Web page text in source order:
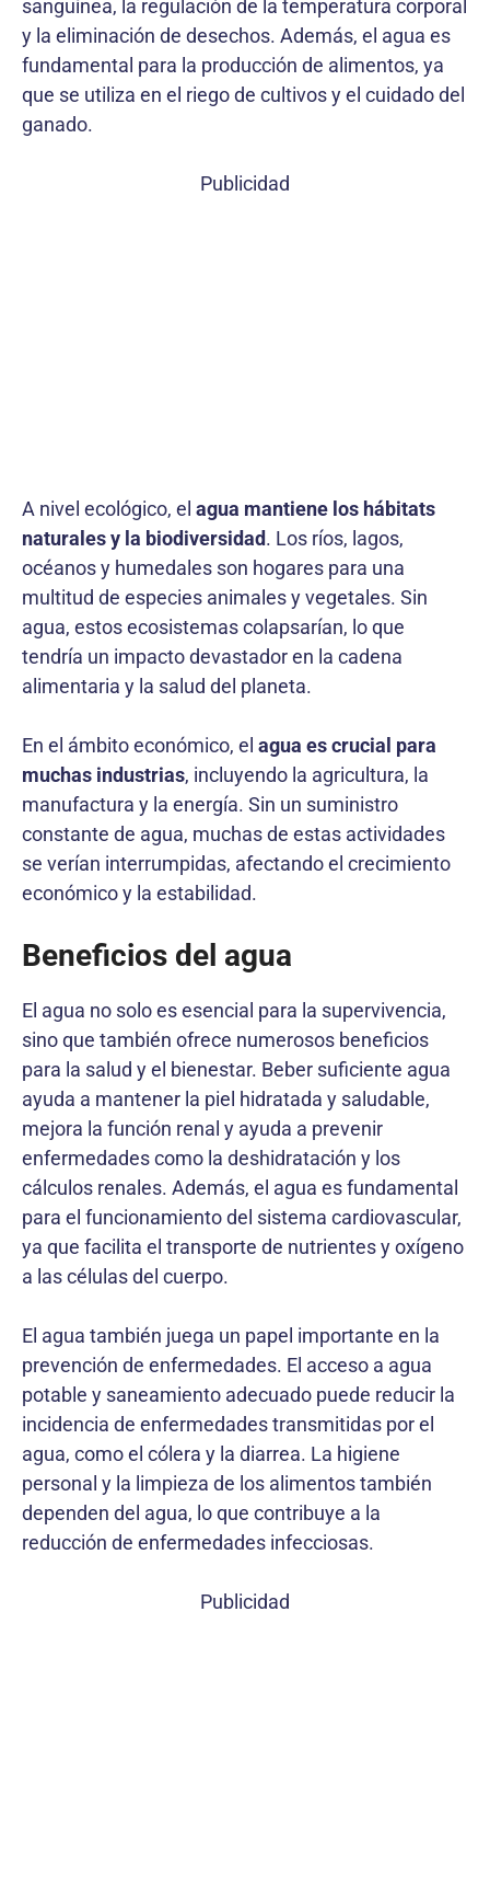
sanguínea, la regulación de la temperatura corporal
y la eliminación de desechos. Además, el agua es
fundamental para la producción de alimentos, ya
que se utiliza en el riego de cultivos y el cuidado del
ganado.
Publicidad
A nivel ecológico, el agua mantiene los hábitats
naturales y la biodiversidad. Los ríos, lagos,
océanos y humedales son hogares para una
multitud de especies animales y vegetales. Sin
agua, estos ecosistemas colapsarían, lo que
tendría un impacto devastador en la cadena
alimentaria y la salud del planeta.
En el ámbito económico, el agua es crucial para
muchas industrias, incluyendo la agricultura, la
manufactura y la energía. Sin un suministro
constante de agua, muchas de estas actividades
se verían interrumpidas, afectando el crecimiento
económico y la estabilidad.
Beneficios del agua
El agua no solo es esencial para la supervivencia,
sino que también ofrece numerosos beneficios
para la salud y el bienestar. Beber suficiente agua
ayuda a mantener la piel hidratada y saludable,
mejora la función renal y ayuda a prevenir
enfermedades como la deshidratación y los
cálculos renales. Además, el agua es fundamental
para el funcionamiento del sistema cardiovascular,
ya que facilita el transporte de nutrientes y oxígeno
a las células del cuerpo.
El agua también juega un papel importante en la
prevención de enfermedades. El acceso a agua
potable y saneamiento adecuado puede reducir la
incidencia de enfermedades transmitidas por el
agua, como el cólera y la diarrea. La higiene
personal y la limpieza de los alimentos también
dependen del agua, lo que contribuye a la
reducción de enfermedades infecciosas.
Publicidad